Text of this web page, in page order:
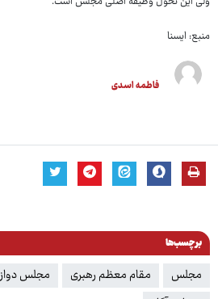
منبع: ایسنا
فاطمه اسدی
برچسب‌ها
مجلس مقام معظم رهبری مجلس